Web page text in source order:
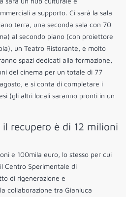
a supporto. Ci sarà la sala
terra, una seconda sala con 70
al secondo piano (con proiettore
un Teatro Ristorante, e molto
spazi dedicati alla formazione,
del cinema per un totale di 77
e si conta di completare i
(gli altri locali saranno pronti in un
recupero è di 12 milioni
e 100mila euro, lo stesso per cui
Centro Sperimentale di
di rigenerazione e
collaborazione tra Gianluca